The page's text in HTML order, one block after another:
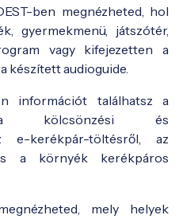
ben megnézheted, hol
gyermekmenü, játszótér,
vagy kifejezetten a
készített audioguide.
információt találhatsz a
a kölcsönzési és
e-kerékpár-töltésről, az
a környék kerékpáros
mely helyek